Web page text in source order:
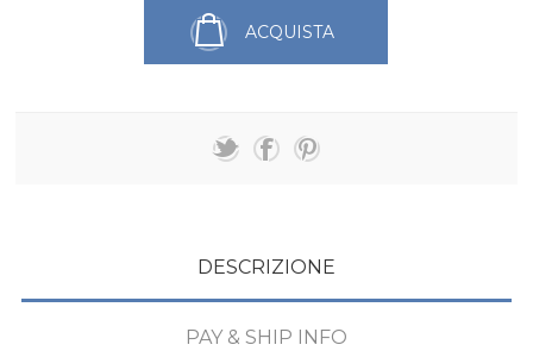
ACQUISTA
DESCRIZIONE
PAY & SHIP INFO